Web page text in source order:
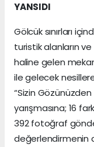
YANSIDI
Gölcük sınırları
turistik alanların
haline gelen
ile gelecek
“Sizin
yarışmasına; 16
392 fotoğraf
değerlendirmenin